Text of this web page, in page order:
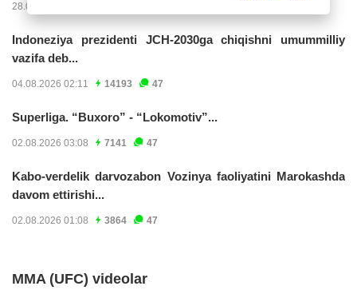
28.07.2026 01:56
Indoneziya prezidenti JCH-2030ga chiqishni umummilliy
vazifa deb...
04.08.2026 02:11 14193 47
Superliga. “Buxoro” - “Lokomotiv”...
02.08.2026 03:08 7141 47
Kabo-verdelik darvozabon Vozinya faoliyatini Marokashda
davom ettirishi...
02.08.2026 01:08 3864 47
MMA (UFC) videolar